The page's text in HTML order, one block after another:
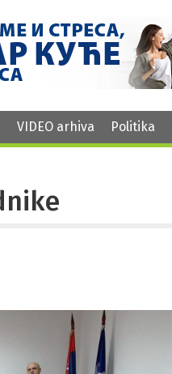
VIDEO arhiva Politika